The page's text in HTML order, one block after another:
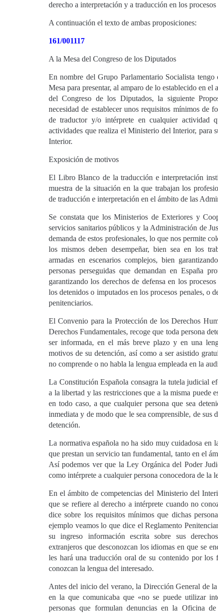
derecho a interpretación y a traducción en los procesos
A continuación el texto de ambas proposiciones:
161/001117
A la Mesa del Congreso de los Diputados
En nombre del Grupo Parlamentario Socialista
Mesa para presentar, al amparo de lo establecido en
del Congreso de los Diputados, la siguiente
necesidad de establecer unos requisitos mínimos de
de traductor y/o intérprete en cualquier actividad
actividades que realiza el Ministerio del Interior, para
Interior.
Exposición de motivos
El Libro Blanco de la traducción e interpretación
muestra de la situación en la que trabajan los
de traducción e interpretación en el ámbito de las
Se constata que los Ministerios de Exteriores y
servicios sanitarios públicos y la Administración de
demanda de estos profesionales, lo que nos permite
los mismos deben desempeñar, bien sea en los
armadas en escenarios complejos, bien
personas perseguidas que demandan en España
garantizando los derechos de defensa en los
los detenidos o imputados en los procesos penales, o
penitenciarios.
El Convenio para la Protección de los Derechos
Derechos Fundamentales, recoge que toda persona
ser informada, en el más breve plazo y en una
motivos de su detención, así como a ser asistido
no comprende o no habla la lengua empleada en la
La Constitución Española consagra la tutela judicial
a la libertad y las restricciones que a la misma puede
en todo caso, a que cualquier persona que sea
inmediata y de modo que le sea comprensible, de sus
detención.
La normativa española no ha sido muy cuidadosa en
que prestan un servicio tan fundamental, tanto en el
Así podemos ver que la Ley Orgánica del Poder
como intérprete a cualquier persona conocedora de la
En el ámbito de competencias del Ministerio del
que se refiere al derecho a intérprete cuando no
dice sobre los requisitos mínimos que dichas
ejemplo veamos lo que dice el Reglamento
su ingreso información escrita sobre sus
extranjeros que desconozcan los idiomas en que se
les hará una traducción oral de su contenido por los
conozcan la lengua del interesado.
Antes del inicio del verano, la Dirección General de
en la que comunicaba que «no se puede utilizar
personas que formulan denuncias en la Oficina